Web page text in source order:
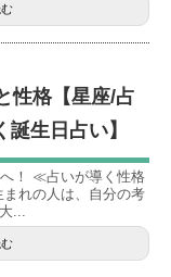
性格【星座/占
生日占い】
！ ≪占いが導く性格
れの人は、自分の考
...